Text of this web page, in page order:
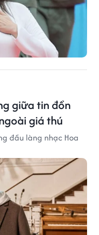
giữa tin đồn
giá thú
đầu làng nhạc Hoa